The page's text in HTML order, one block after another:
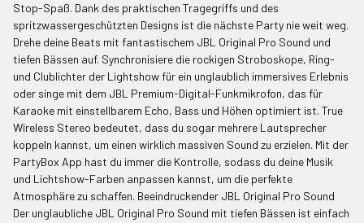
AUSWÄHLEN
IN WARENKORB
LEGEN
Stop-Spaß. Dank des praktischen Tragegriffs und des
spritzwassergeschützten Designs ist die nächste Party nie weit weg.
Drehe deine Beats mit fantastischem JBL Original Pro Sound und
tiefen Bässen auf. Synchronisiere die rockigen Stroboskope, Ring-
und Clublichter der Lightshow für ein unglaublich immersives Erlebnis
oder singe mit dem JBL Premium-Digital-Funkmikrofon, das für
Karaoke mit einstellbarem Echo, Bass und Höhen optimiert ist. True
Wireless Stereo bedeutet, dass du sogar mehrere Lautsprecher
koppeln kannst, um einen wirklich massiven Sound zu erzielen. Mit der
PartyBox App hast du immer die Kontrolle, sodass du deine Musik
und Lichtshow-Farben anpassen kannst, um die perfekte
Atmosphäre zu schaffen. Beeindruckender JBL Original Pro Sound
Der unglaubliche JBL Original Pro Sound mit tiefen Bässen ist einfach